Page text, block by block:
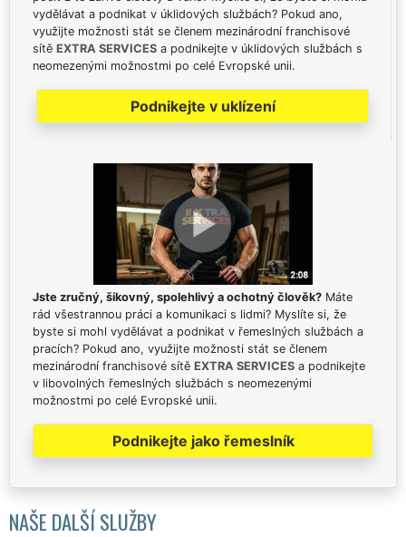
vydělávat a podnikat v úklidových službách? Pokud ano,
využijte možnosti stát se členem mezinárodní franchisové
sítě EXTRA SERVICES a podnikejte v úklidových službách s
neomezenými možnostmi po celé Evropské unii.
Podnikejte v uklízení
Jste zručný, šikovný, spolehlivý a ochotný člověk? Máte
rád všestrannou práci a komunikaci s lidmi? Myslíte si, že
byste si mohl vydělávat a podnikat v řemeslných službách a
pracích? Pokud ano, využijte možnosti stát se členem
mezinárodní franchisové sítě EXTRA SERVICES a podnikejte
v libovolných řemeslných službách s neomezenými
možnostmi po celé Evropské unii.
Podnikejte jako řemeslník
NAŠE DALŠÍ SLUŽBY